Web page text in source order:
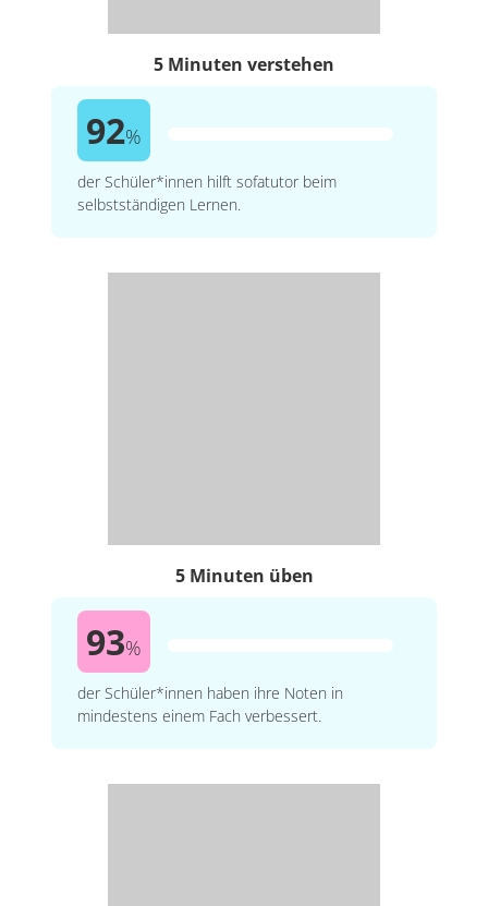
5 Minuten verstehen
92%
der Schüler*innen hilft sofatutor beim
selbstständigen Lernen.
5 Minuten üben
93%
der Schüler*innen haben ihre Noten in
mindestens einem Fach verbessert.